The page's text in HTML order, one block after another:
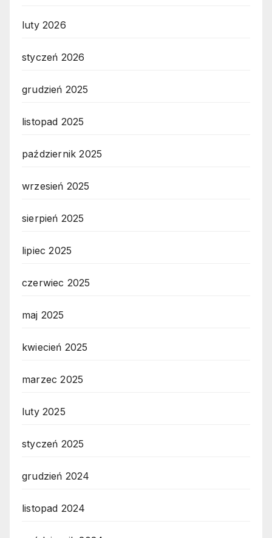
luty 2026
styczeń 2026
grudzień 2025
listopad 2025
październik 2025
wrzesień 2025
sierpień 2025
lipiec 2025
czerwiec 2025
maj 2025
kwiecień 2025
marzec 2025
luty 2025
styczeń 2025
grudzień 2024
listopad 2024